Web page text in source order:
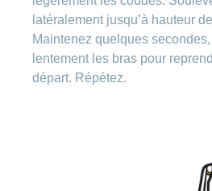
latéralement jusqu’à hauteur
Maintenez quelques
lentement les bras pour
départ. Répétez.